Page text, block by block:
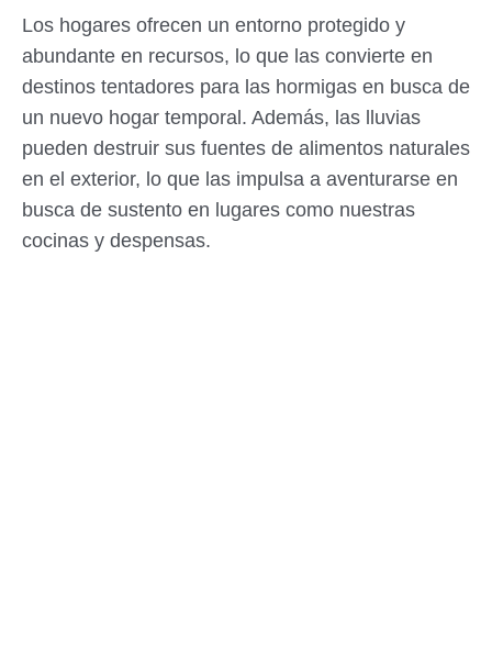
Los hogares ofrecen un entorno protegido y
abundante en recursos, lo que las convierte en
destinos tentadores para las hormigas en busca de
un nuevo hogar temporal. Además, las lluvias
pueden destruir sus fuentes de alimentos naturales
en el exterior, lo que las impulsa a aventurarse en
busca de sustento en lugares como nuestras
cocinas y despensas.